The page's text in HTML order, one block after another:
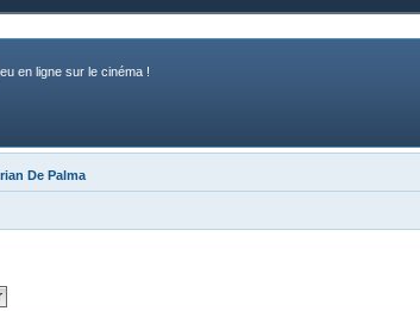
en ligne sur le cinéma !
De Palma